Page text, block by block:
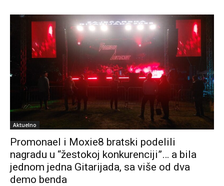
Aktuelno
Promonael i Moxie8 bratski podelili
nagradu u “žestokoj konkurenciji”… a bila
jednom jedna Gitarijada, sa više od dva
demo benda